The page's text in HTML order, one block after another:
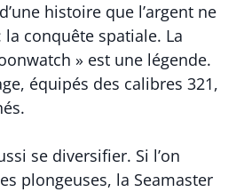
histoire que l’argent ne
conquête spatiale. La
» est une légende.
équipés des calibres 321,
se diversifier. Si l’on
plongeuses, la Seamaster